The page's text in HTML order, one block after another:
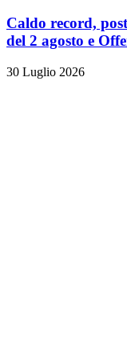
Caldo record,
del 2 agosto e
30 Luglio 2026